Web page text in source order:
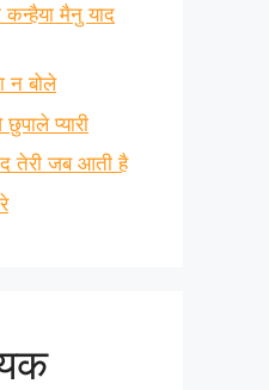
कन्हैया मैनु याद
न बोले
प्यारी
तेरी जब आती है